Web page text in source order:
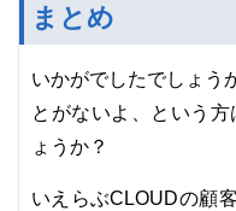
まとめ
いかがでしたでしょう
とがないよ、という
ょうか？
いえらぶCLOUDの顧